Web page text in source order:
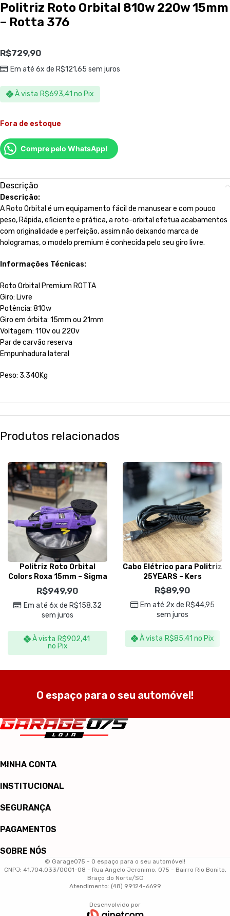
Politriz Roto Orbital 810w 220w 15mm
– Rotta 376
R$729,90
Em até 6x de R$121,65 sem juros
À vista R$693,41 no Pix
Fora de estoque
Compre pelo WhatsApp!
Descrição
Descrição:
A Roto Orbital é um equipamento fácil de manusear e com pouco
peso, Rápida, eficiente e prática, a roto-orbital efetua acabamentos
com originalidade e perfeição, assim não deixando marca de
hologramas, o modelo premium é conhecida pelo seu giro livre.
Informações Técnicas:
Roto Orbital Premium ROTTA
Giro: Livre
Potência: 810w
Giro em órbita: 15mm ou 21mm
Voltagem: 110v ou 220v
Par de carvão reserva
Empunhadura lateral
Peso: 3.340Kg
Produtos relacionados
Politriz Roto Orbital
Colors Roxa 15mm – Sigma
Tools
R$949,90
Em até 6x de R$158,32
sem juros
À vista R$902,41
no Pix
Cabo Elétrico para Politriz
25YEARS – Kers
R$89,90
Em até 2x de R$44,95
sem juros
À vista R$85,41 no Pix
O espaço para o seu automóvel!
MINHA CONTA
INSTITUCIONAL
SEGURANÇA
PAGAMENTOS
SOBRE NÓS
© Garage075 - O espaço para o seu automóvel!
CNPJ: 41.704.033/0001-08 - Rua Angelo Jeronimo, 075 - Bairro Rio Bonito,
Braço do Norte/SC
Atendimento: (48) 99124-6699
Desenvolvido por